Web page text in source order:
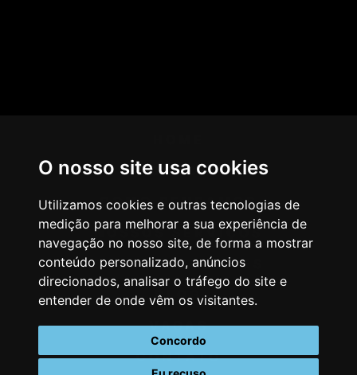
O nosso site usa cookies
Utilizamos cookies e outras tecnologias de
medição para melhorar a sua experiência de
navegação no nosso site, de forma a mostrar
conteúdo personalizado, anúncios
direcionados, analisar o tráfego do site e
entender de onde vêm os visitantes.
Concordo
AGÊNCIA
COMO PENSAMOS
NOSSOS SERVIÇOS
CASES & CLIENTES
BLOG
VAGAS
CONTATO